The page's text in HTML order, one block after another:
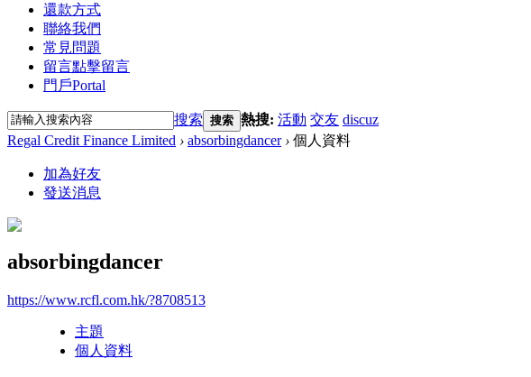
還款方式
聯絡我們
常見問題
留言點擊留言
門戶Portal
搜索 搜索 熱搜: 活動 交友 discuz
Regal Credit Finance Limited › absorbingdancer › 個人資料
加為好友
發送消息
absorbingdancer
https://www.rcfl.com.hk/?8708513
主題
個人資料